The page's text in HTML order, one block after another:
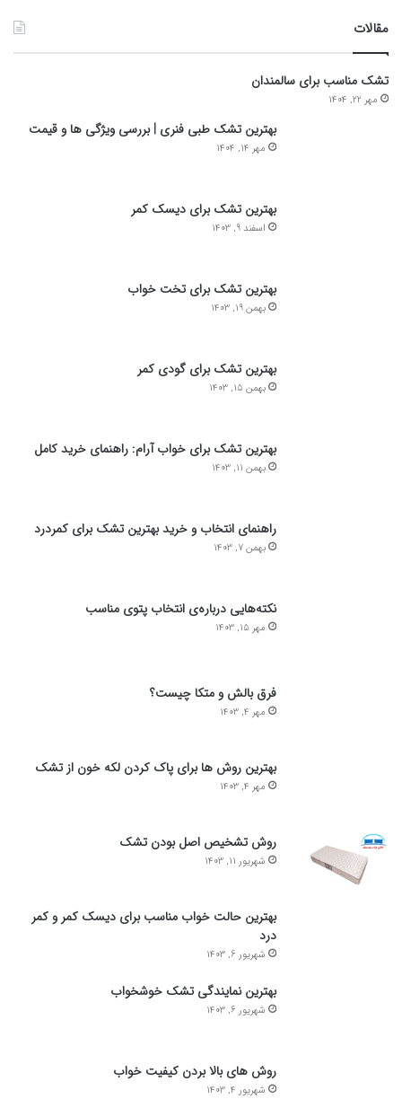
مقالات
تشک مناسب برای سالمندان
مهر 22, 1404
بهترین تشک طبی فنری | بررسی ویژگی ها و قیمت
مهر 14, 1404
بهترین تشک برای دیسک کمر
اسفند 9, 1403
بهترین تشک برای تخت خواب
بهمن 19, 1403
بهترین تشک برای گودی کمر
بهمن 15, 1403
بهترین تشک برای خواب آرام: راهنمای خرید کامل
بهمن 11, 1403
راهنمای انتخاب و خرید بهترین تشک برای کمردرد
بهمن 7, 1403
نکته‌هایی درباره‌ی انتخاب پتوی مناسب
مهر 15, 1403
فرق بالش و متکا چیست؟
مهر 4, 1403
بهترین روش ها برای پاک کردن لکه خون از تشک
مهر 4, 1403
روش تشخیص اصل بودن تشک
شهریور 11, 1403
بهترین حالت خواب مناسب برای دیسک کمر و کمر
درد
شهریور 6, 1403
بهترین نمایندگی تشک خوشخواب
شهریور 6, 1403
روش های بالا بردن کیفیت خواب
شهریور 4, 1403